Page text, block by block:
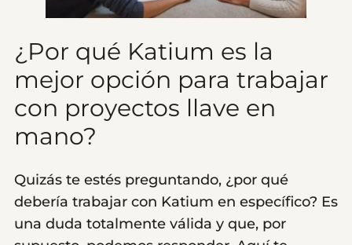
¿Por qué Katium es la
mejor opción para trabajar
con proyectos llave en
mano?
Quizás te estés preguntando, ¿por qué
debería trabajar con Katium en específico? Es
una duda totalmente válida y que, por